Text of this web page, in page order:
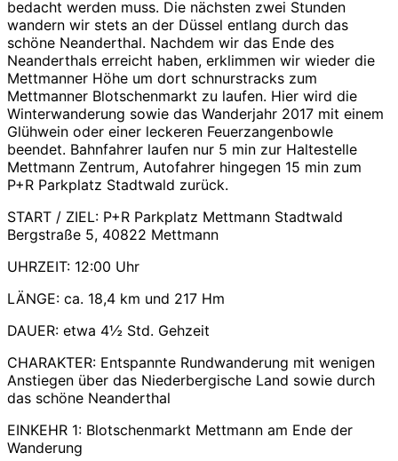
bedacht werden muss. Die nächsten zwei Stunden
wandern wir stets an der Düssel entlang durch das
schöne Neanderthal. Nachdem wir das Ende des
Neanderthals erreicht haben, erklimmen wir wieder die
Mettmanner Höhe um dort schnurstracks zum
Mettmanner Blotschenmarkt zu laufen. Hier wird die
Winterwanderung sowie das Wanderjahr 2017 mit einem
Glühwein oder einer leckeren Feuerzangenbowle
beendet. Bahnfahrer laufen nur 5 min zur Haltestelle
Mettmann Zentrum, Autofahrer hingegen 15 min zum
P+R Parkplatz Stadtwald zurück.
START / ZIEL: P+R Parkplatz Mettmann Stadtwald
Bergstraße 5, 40822 Mettmann
UHRZEIT: 12:00 Uhr
LÄNGE: ca. 18,4 km und 217 Hm
DAUER: etwa 4½ Std. Gehzeit
CHARAKTER: Entspannte Rundwanderung mit wenigen
Anstiegen über das Niederbergische Land sowie durch
das schöne Neanderthal
EINKEHR 1: Blotschenmarkt Mettmann am Ende der
Wanderung